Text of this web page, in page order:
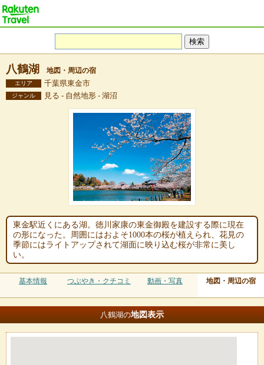
八鶴湖 地図・周辺の宿
エリア 千葉県東金市
ジャンル 見る - 自然地形 - 湖沼
東金駅近くにある湖。徳川家康の東金御殿を建設する際に現在
の形になった。周囲にはおよそ1000本の桜が植えられ、花見の
季節にはライトアップされて湖面に映り込む桜が非常に美し
い。
基本情報 つぶやき・クチコミ 動画・写真 地図・周辺の宿
八鶴湖の地図表示